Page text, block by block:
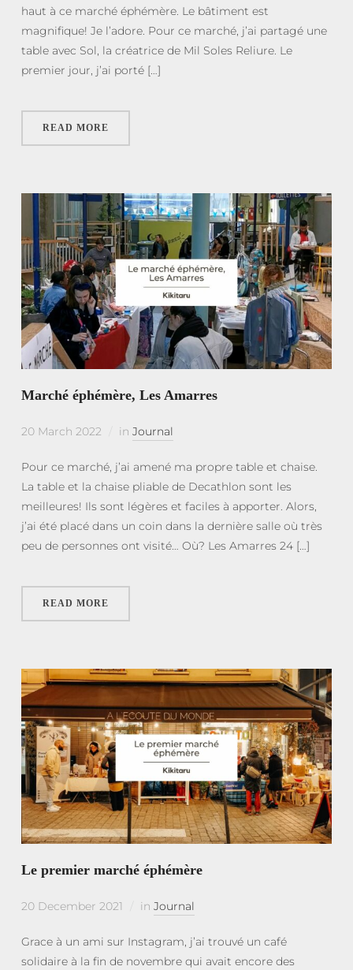
haut à ce marché éphémère. Le bâtiment est
magnifique! Je l’adore. Pour ce marché, j’ai partagé une
table avec Sol, la créatrice de Mil Soles Reliure. Le
premier jour, j’ai porté […]
READ MORE
Marché éphémère, Les Amarres
20 March 2022 in Journal
Pour ce marché, j’ai amené ma propre table et chaise.
La table et la chaise pliable de Decathlon sont les
meilleures! Ils sont légères et faciles à apporter. Alors,
j’ai été placé dans un coin dans la dernière salle où très
peu de personnes ont visité… Où? Les Amarres 24 […]
READ MORE
Le premier marché éphémère
20 December 2021 in Journal
Grace à un ami sur Instagram, j’ai trouvé un café
solidaire à la fin de novembre qui avait encore des